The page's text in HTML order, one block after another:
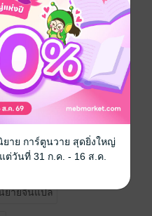
ธิ์, ได้รับวิญญาณอสูร: ด้วง
สิทธิ์ คุณมีโอกาสได้รับจี
สีดำปริศนาที่อยู่ในตัวมัน
656)
ยายจีนแปล
ยาย การ์ตูนวาย สุดยิ่งใหญ่
ต่วันที่ 31 ก.ค. - 16 ส.ค.